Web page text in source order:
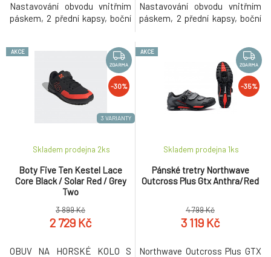
Nastavování obvodu vnitřním
páskem, 2 přední kapsy, boční
od těla a rychleji schne, odolný
DWR zátěr materiálu. Složení
materiálu: 92% nylon, 8%
spandex, vložka 83% polyester,
17% elastan. Pot
Nastavování obvodu vnitřním
páskem, 2 přední kapsy, boční
od těla a rychleji schne, odolný
DWR zátěr materiálu. Složení
materiálu: 92% nylon, 8%
spandex, vložka 83% polyester,
17% elastan. Pot
3 VARIANTY
AKCE
ZDARMA
-30%
Boty Five Ten Kestel Lace
Core Black / Solar Red / Grey
Two
Skladem prodejna 2ks
3 899 Kč
2 729 Kč
OBUV NA HORSKÉ KOLO S
AKCE
ZDARMA
-35%
Pánské tretry Northwave
Outcross Plus Gtx Anthra/Red
Skladem prodejna 1ks
4 799 Kč
3 119 Kč
Northwave Outcross Plus GTX